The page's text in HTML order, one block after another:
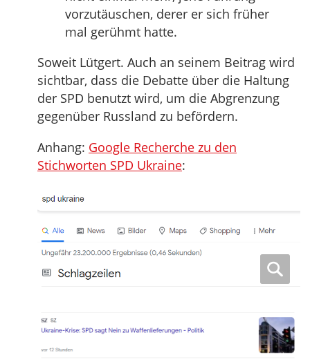
vorzutäuschen, derer er sich früher
mal gerühmt hatte.
Soweit Lütgert. Auch an seinem Beitrag wird
sichtbar, dass die Debatte über die Haltung
der SPD benutzt wird, um die Abgrenzung
gegenüber Russland zu befördern.
Anhang: Google Recherche zu den
Stichworten SPD Ukraine: